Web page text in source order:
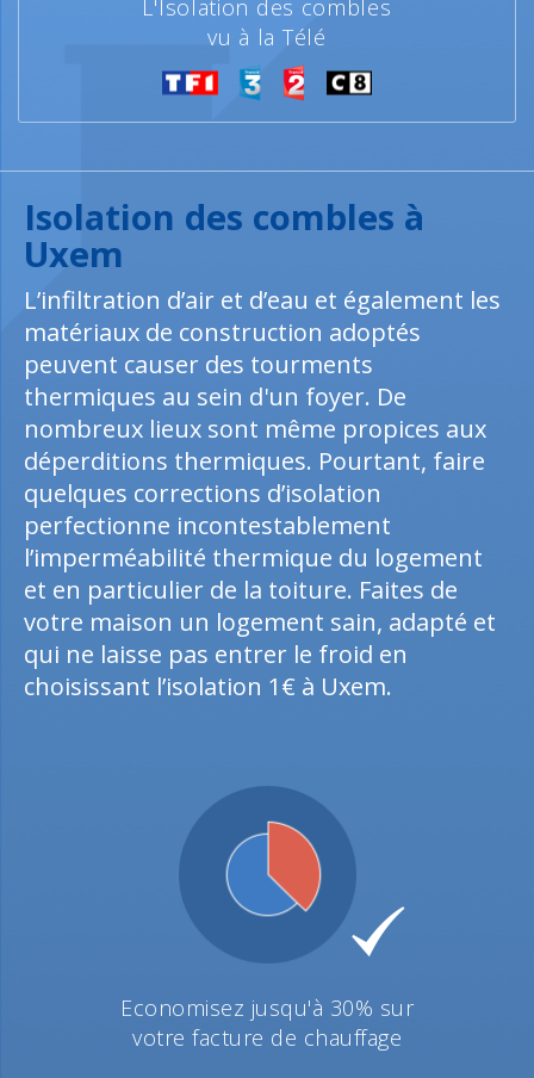
L'Isolation des combles
vu à la Télé
Isolation des combles à
Uxem
L’infiltration d’air et d’eau et également les
matériaux de construction adoptés
peuvent causer des tourments
thermiques au sein d'un foyer. De
nombreux lieux sont même propices aux
déperditions thermiques. Pourtant, faire
quelques corrections d’isolation
perfectionne incontestablement
l’imperméabilité thermique du logement
et en particulier de la toiture. Faites de
votre maison un logement sain, adapté et
qui ne laisse pas entrer le froid en
choisissant l’isolation 1€ à Uxem.
Economisez jusqu'à 30% sur
votre facture de chauffage